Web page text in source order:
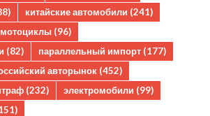
китайские автомобили (241)
мотоциклы (96)
(82) параллельный импорт (177)
авторынок (452)
(232) электромобили (99)